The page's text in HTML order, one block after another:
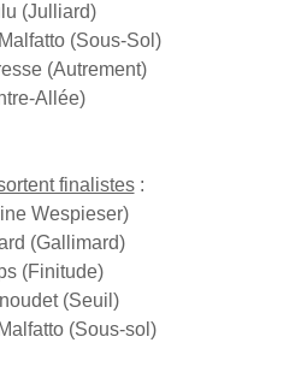
(Julliard)
(Sous-Sol)
(Autrement)
Allée)
finalistes:
Wespieser)
(Gallimard)
(Finitude)
(Seuil)
(Sous-sol)